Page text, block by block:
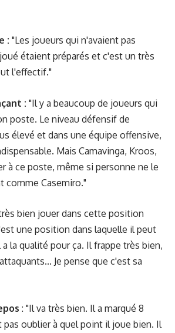
: "Les joueurs qui n'avaient pas
étaient préparés et c'est un très
l'effectif."
: "Il y a beaucoup de joueurs qui
poste. Le niveau défensif de
élevé et dans une équipe offensive,
Mais Camavinga, Kroos,
à ce poste, même si personne ne le
comme Casemiro."
bien jouer dans cette position
une position dans laquelle il peut
la qualité pour ça. Il frappe très bien,
Je pense que c'est sa
: "Il va très bien. Il a marqué 8
oublier à quel point il joue bien. Il